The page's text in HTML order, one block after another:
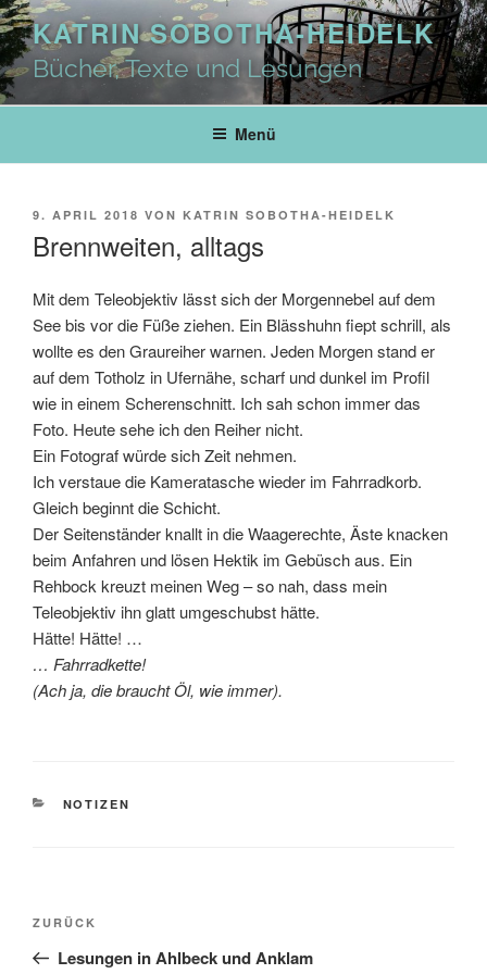
Zum
Inhalt
springen
KATRIN SOBOTHA-HEIDELK
Bücher, Texte und Lesungen
Menü
VERÖFFENTLICHT
AM
9. APRIL 2018 VON KATRIN SOBOTHA-HEIDELK
Brennweiten, alltags
Mit dem Teleobjektiv lässt sich der Morgennebel auf dem
See bis vor die Füße ziehen. Ein Blässhuhn fiept schrill, als
wollte es den Graureiher warnen. Jeden Morgen stand er
auf dem Totholz in Ufernähe, scharf und dunkel im Profil
wie in einem Scherenschnitt. Ich sah schon immer das
Foto. Heute sehe ich den Reiher nicht.
Ein Fotograf würde sich Zeit nehmen.
Ich verstaue die Kameratasche wieder im Fahrradkorb.
Gleich beginnt die Schicht.
Der Seitenständer knallt in die Waagerechte, Äste knacken
beim Anfahren und lösen Hektik im Gebüsch aus. Ein
Rehbock kreuzt meinen Weg – so nah, dass mein
Teleobjektiv ihn glatt umgeschubst hätte.
Hätte! Hätte! …
… Fahrradkette!
(Ach ja, die braucht Öl, wie immer).
KATEGORIEN
NOTIZEN
Beitragsnavigation
Vorheriger
Beitrag
ZURÜCK
Lesungen in Ahlbeck und Anklam